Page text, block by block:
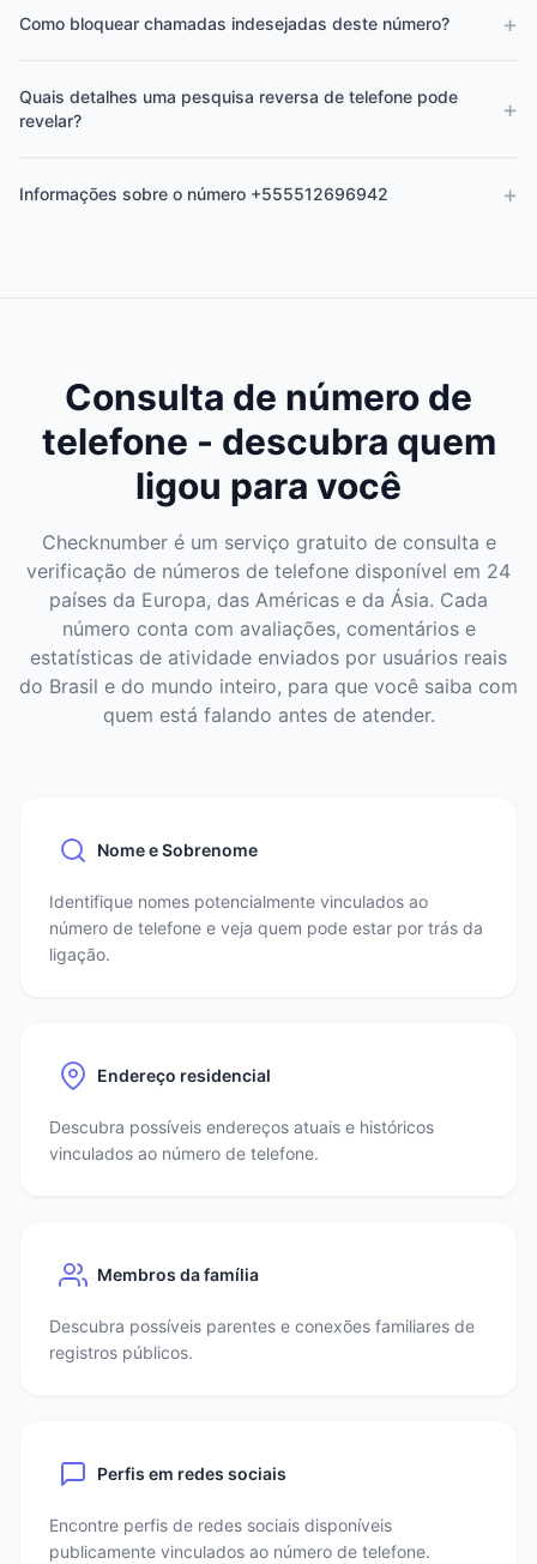
Como bloquear chamadas indesejadas deste número? +
Quais detalhes uma pesquisa reversa de telefone pode
revelar?
+
Informações sobre o número +555512696942 +
Consulta de número de
telefone - descubra quem
ligou para você
Checknumber é um serviço gratuito de consulta e
verificação de números de telefone disponível em 24
países da Europa, das Américas e da Ásia. Cada
número conta com avaliações, comentários e
estatísticas de atividade enviados por usuários reais
do Brasil e do mundo inteiro, para que você saiba com
quem está falando antes de atender.
Nome e Sobrenome
Identifique nomes potencialmente vinculados ao
número de telefone e veja quem pode estar por trás da
ligação.
Endereço residencial
Descubra possíveis endereços atuais e históricos
vinculados ao número de telefone.
Membros da família
Descubra possíveis parentes e conexões familiares de
registros públicos.
Perfis em redes sociais
Encontre perfis de redes sociais disponíveis
publicamente vinculados ao número de telefone.